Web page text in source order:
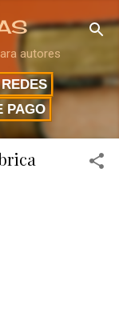
autores
REDES
PAGO